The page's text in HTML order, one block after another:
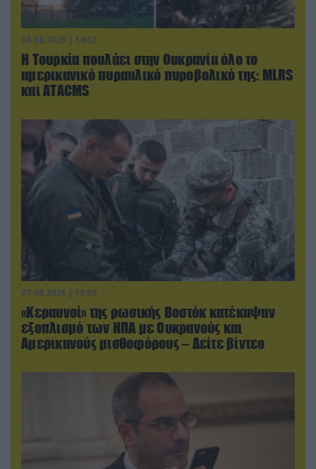
08.08.2026 | 14:02
Η Τουρκία πουλάει στην Ουκρανία όλο το
αμερικανικό πυραυλικό πυροβολικό της: MLRS
και ΑΤΑCMS
07.08.2026 | 18:02
«Κεραυνοί» της ρωσικής Βοστόκ κατέκαψαν
εξοπλισμό των ΗΠΑ με Ουκρανούς και
Αμερικανούς μισθοφόρους – Δείτε βίντεο